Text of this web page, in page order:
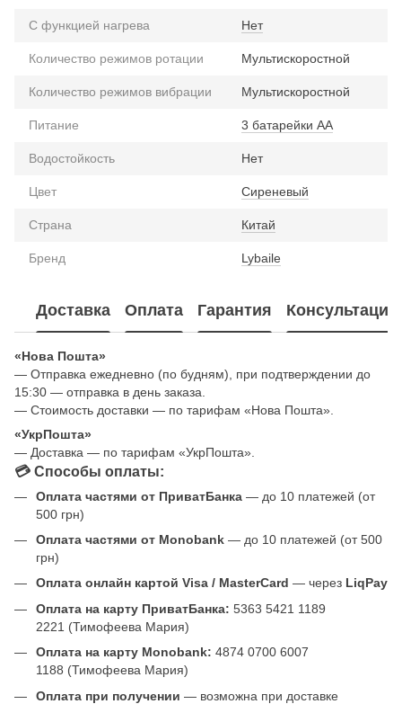
С функцией нагрева Нет
Количество режимов ротации Мультискоростной
Количество режимов вибрации Мультискоростной
Питание 3 батарейки АА
Водостойкость Нет
Цвет Сиреневый
Страна Китай
Бренд Lybaile
Доставка Оплата Гарантия Консультация
«Нова Пошта»
— Отправка ежедневно (по будням), при подтверждении до
15:30 — отправка в день заказа.
— Стоимость доставки — по тарифам «Нова Пошта».
«УкрПошта»
— Доставка — по тарифам «УкрПошта».
💳 Способы оплаты:
Оплата частями от ПриватБанка — до 10 платежей (от
500 грн)
Оплата частями от Monobank — до 10 платежей (от 500
грн)
Оплата онлайн картой Visa / MasterCard — через LiqPay
Оплата на карту ПриватБанка: 5363 5421 1189
2221 (Тимофеева Мария)
Оплата на карту Monobank: 4874 0700 6007
1188 (Тимофеева Мария)
Оплата при получении — возможна при доставке